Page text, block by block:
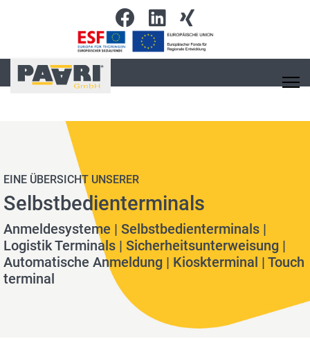
EINE ÜBERSICHT UNSERER
Selbstbedienterminals
Anmeldesysteme | Selbstbedienterminals |
Logistik Terminals | Sicherheitsunterweisung |
Automatische Anmeldung | Kioskterminal | Touch
terminal